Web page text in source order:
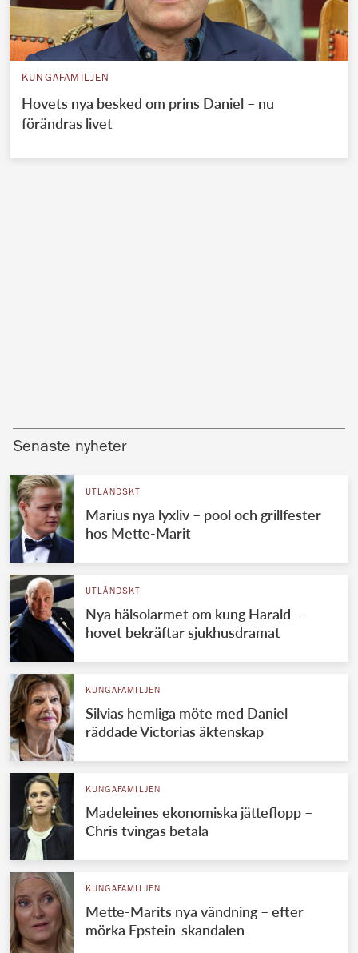
KUNGAFAMILJEN
Hovets nya besked om prins Daniel – nu
förändras livet
Senaste nyheter
UTLÄNDSKT
Marius nya lyxliv – pool och grillfester
hos Mette-Marit
UTLÄNDSKT
Nya hälsolarmet om kung Harald –
hovet bekräftar sjukhusdramat
KUNGAFAMILJEN
Silvias hemliga möte med Daniel
räddade Victorias äktenskap
KUNGAFAMILJEN
Madeleines ekonomiska jätteflopp –
Chris tvingas betala
KUNGAFAMILJEN
Mette-Marits nya vändning – efter
mörka Epstein-skandalen